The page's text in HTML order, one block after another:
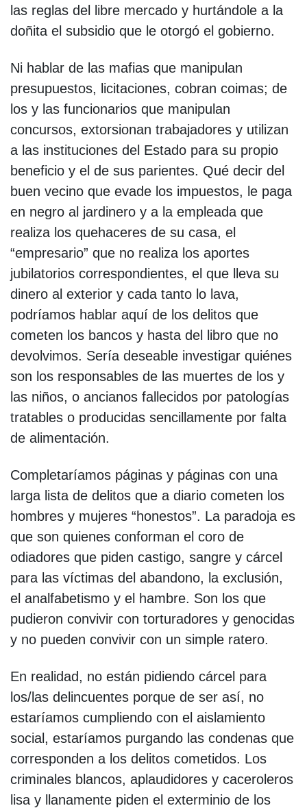
las reglas del libre mercado y hurtándole a la
doñita el subsidio que le otorgó el gobierno.
Ni hablar de las mafias que manipulan
presupuestos, licitaciones, cobran coimas; de
los y las funcionarios que manipulan
concursos, extorsionan trabajadores y utilizan
a las instituciones del Estado para su propio
beneficio y el de sus parientes. Qué decir del
buen vecino que evade los impuestos, le paga
en negro al jardinero y a la empleada que
realiza los quehaceres de su casa, el
“empresario” que no realiza los aportes
jubilatorios correspondientes, el que lleva su
dinero al exterior y cada tanto lo lava,
podríamos hablar aquí de los delitos que
cometen los bancos y hasta del libro que no
devolvimos. Sería deseable investigar quiénes
son los responsables de las muertes de los y
las niños, o ancianos fallecidos por patologías
tratables o producidas sencillamente por falta
de alimentación.
Completaríamos páginas y páginas con una
larga lista de delitos que a diario cometen los
hombres y mujeres “honestos”. La paradoja es
que son quienes conforman el coro de
odiadores que piden castigo, sangre y cárcel
para las víctimas del abandono, la exclusión,
el analfabetismo y el hambre. Son los que
pudieron convivir con torturadores y genocidas
y no pueden convivir con un simple ratero.
En realidad, no están pidiendo cárcel para
los/las delincuentes porque de ser así, no
estaríamos cumpliendo con el aislamiento
social, estaríamos purgando las condenas que
corresponden a los delitos cometidos. Los
criminales blancos, aplaudidores y caceroleros
lisa y llanamente piden el exterminio de los